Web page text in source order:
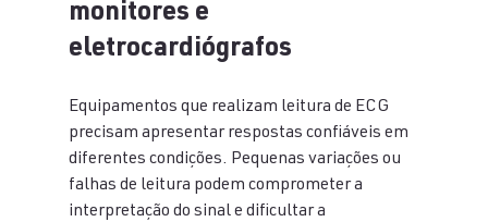
monitores e
eletrocardiógrafos
Equipamentos que realizam leitura de ECG
precisam apresentar respostas confiáveis em
diferentes condições. Pequenas variações ou
falhas de leitura podem comprometer a
interpretação do sinal e dificultar a